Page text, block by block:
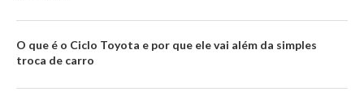
O que é o Ciclo Toyota e por que ele vai além da simples
troca de carro